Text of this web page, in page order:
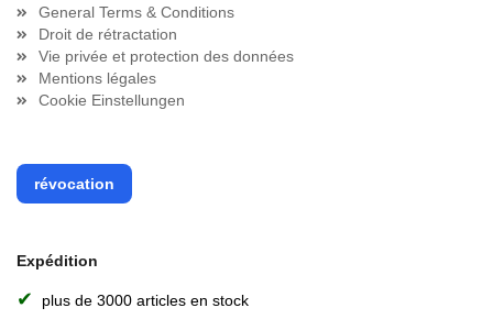
General Terms & Conditions
Droit de rétractation
Vie privée et protection des données
Mentions légales
Cookie Einstellungen
révocation
Expédition
✔ plus de 3000 articles en stock